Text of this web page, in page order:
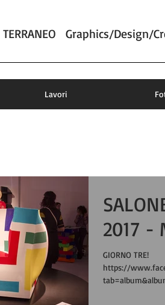
Graphics/Design/
Lavori
2017 -
GIORNO TRE!
https://